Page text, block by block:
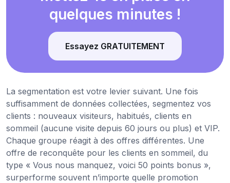
quelques minutes !
Essayez GRATUITEMENT
La segmentation est votre levier suivant. Une fois
suffisamment de données collectées, segmentez vos
clients : nouveaux visiteurs, habitués, clients en
sommeil (aucune visite depuis 60 jours ou plus) et VIP.
Chaque groupe réagit à des offres différentes. Une
offre de reconquête pour les clients en sommeil, du
type « Vous nous manquez, voici 50 points bonus »,
surperforme souvent n’importe quelle promotion